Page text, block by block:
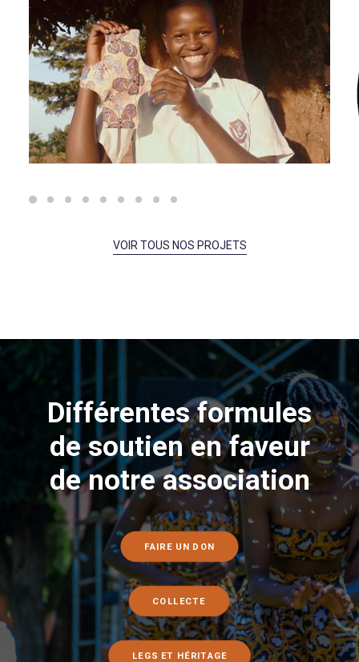
VOIR TOUS NOS PROJETS
Différentes formules
de soutien en faveur
de notre association
FAIRE UN DON
COLLECTE
LEGS ET HÉRITAGE